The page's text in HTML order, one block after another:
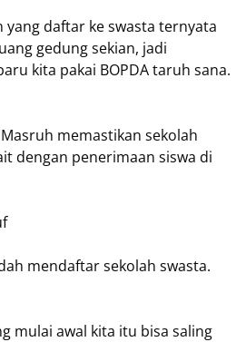
yang daftar ke swasta ternyata
gedung sekian, jadi
kita pakai BOPDA taruh sana.
memastikan sekolah
dengan penerimaan siswa di
mendaftar sekolah swasta.
mulai awal kita itu bisa saling